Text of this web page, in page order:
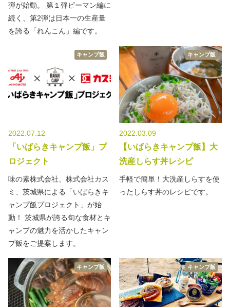
弾が始動。 第１弾ピーマン編に
続く、第2弾は日本一の生産量
を誇る「れんこん」編です。
キャンプ飯
2022.07.12
「いばらきキャンプ飯」プ
ロジェクト
味の素株式会社、株式会社カス
ミ、茨城県による「いばらきキ
ャンプ飯プロジェクト」が始
動！ 茨城県が誇る旬な食材とキ
ャンプの魅力を活かしたキャン
プ飯をご提案します。
キャンプ飯
2022.03.09
【いばらきキャンプ飯】大
洗産しらす丼レシピ
手軽で簡単！大洗産しらすを使
ったしらす丼のレシピです。
キャンプ飯 キャンプ飯